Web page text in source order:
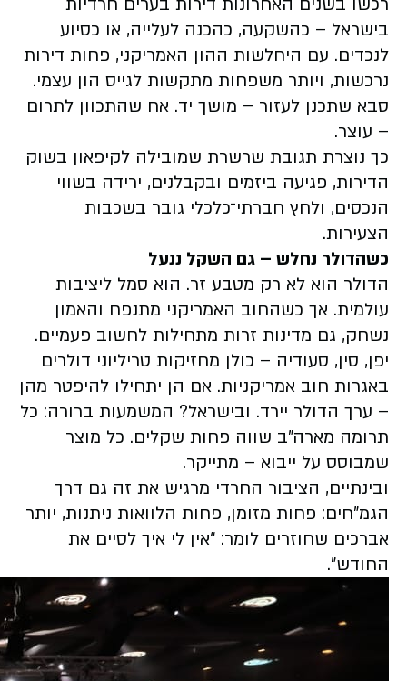
בישראל – כהשקעה, כהכנה לעלייה, או כסיוע
לנכדים. עם היחלשות ההון האמריקני, פחות דירות
נרכשות, ויותר משפחות מתקשות לגייס הון עצמי.
סבא שתכנן לעזור – מושך יד. אח שהתכוון לתרום
– עוצר.
כך נוצרת תגובת שרשרת שמובילה לקיפאון בשוק
הדירות, פגיעה ביזמים ובקבלנים, ירידה בשווי
הנכסים, ולחץ חברתי־כלכלי גובר בשכבות
הצעירות.
כשהדולר נחלש – גם השקל ננעל
הדולר הוא לא רק מטבע זר. הוא סמל ליציבות
עולמית. אך כשהחוב האמריקני מתנפח והאמון
נשחק, גם מדינות זרות מתחילות לחשוב פעמיים.
יפן, סין, סעודיה – כולן מחזיקות טריליוני דולרים
באגרות חוב אמריקניות. אם הן יתחילו להיפטר מהן
– ערך הדולר יירד. ובישראל? המשמעות ברורה: כל
תרומה מארה”ב שווה פחות שקלים. כל מוצר
שמבוסס על ייבוא – מתייקר.
ובינתיים, הציבור החרדי מרגיש את זה גם דרך
הגמ”חים: פחות מזומן, פחות הלוואות ניתנות, יותר
אברכים שחוזרים לומר: “אין לי איך לסיים את
החודש”.